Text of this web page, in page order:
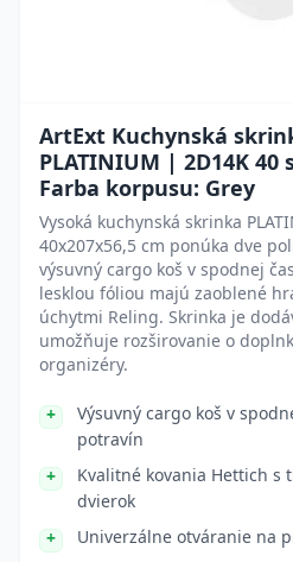
ArtExt Kuchynská
PLATINIUM | 2D14K 40
Farba korpusu: Grey
Vysoká kuchynská skrinka
40x207x56,5 cm ponúka dve
výsuvný cargo koš v spodnej
lesklou fóliou majú zaoblené
úchytmi Reling. Skrinka je
umožňuje rozširovanie o
organizéry.
Výsuvný cargo koš v
potravín
Kvalitné kovania Hettich s
dvierok
Univerzálne otváranie na